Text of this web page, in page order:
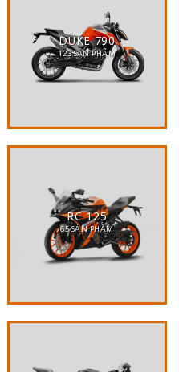
DUKE 790
123 SẢN PHẨM
RC 125
65 SẢN PHẨM